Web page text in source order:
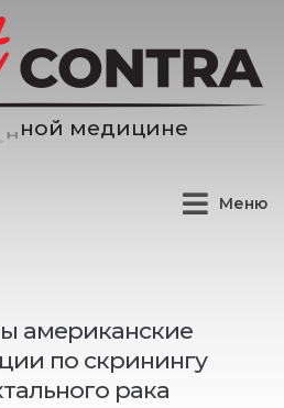
едицине
Меню
американские
по скринингу
рака